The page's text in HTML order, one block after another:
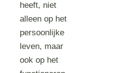
heeft, niet
alleen op het
persoonlijke
leven, maar
ook op het